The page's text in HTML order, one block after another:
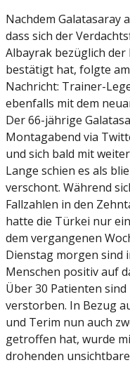
Nachdem Galatasaray
dass sich der
Albayrak bezüglich
bestätigt hat, folgte
Nachricht: Trainer-
ebenfalls mit dem
Der 66-jährige
Montagabend via
und sich bald mit
Lange schien es als
verschont. Während
Fallzahlen in den
hatte die Türkei nur
dem vergangenen
Dienstag morgen sind
Menschen positiv auf
Über 30 Patienten
verstorben. In Bezug
und Terim nun auch
getroffen hat, wurde
drohenden